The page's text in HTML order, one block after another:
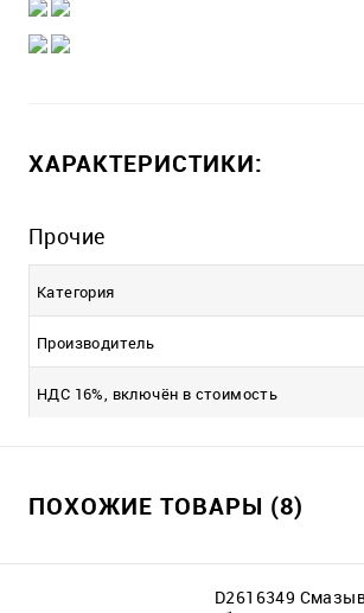
ХАРАКТЕРИСТИКИ:
Прочие
Категория
Производитель
НДС 16%, включён в стоимость
ПОХОЖИЕ ТОВАРЫ (8)
D2616349